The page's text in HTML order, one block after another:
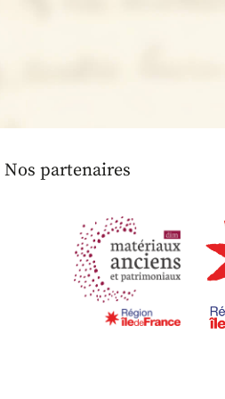
Nos partenaires